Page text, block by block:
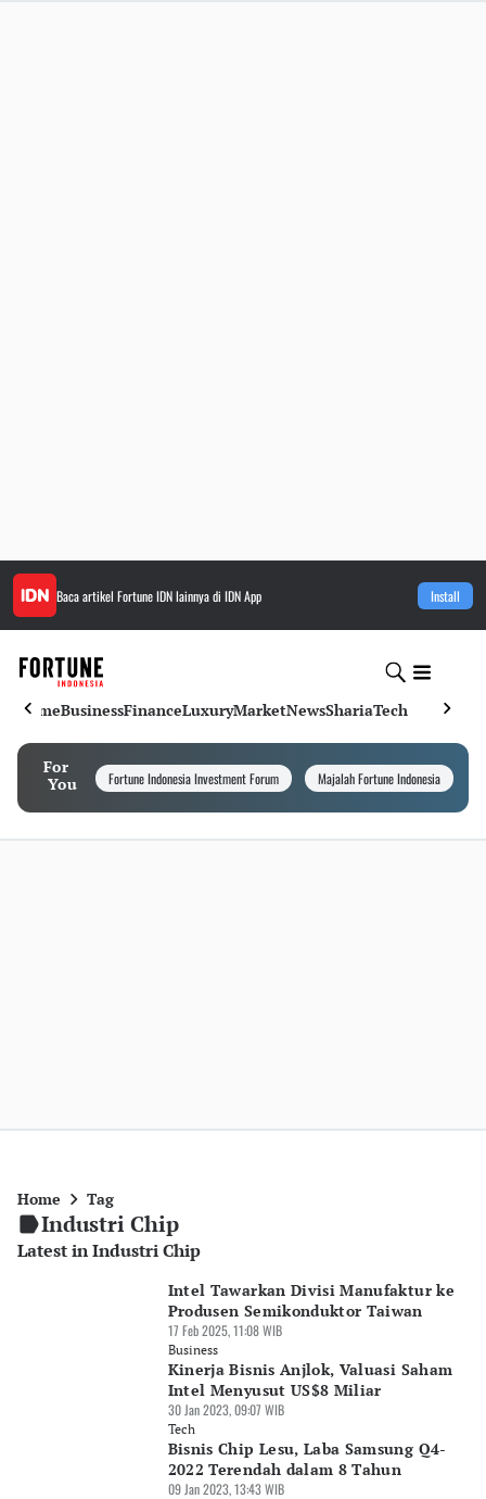
Baca artikel Fortune IDNlainnya di IDN App Install
HomeBusinessFinanceLuxuryMarketNewsShariaTech
For
You
Fortune Indonesia Investment Forum Majalah Fortune Indonesia
Home Tag
Industri Chip
Latest in Industri Chip
Intel Tawarkan Divisi Manufaktur ke
Produsen Semikonduktor Taiwan
17 Feb 2025, 11:08 WIB
Business
Kinerja Bisnis Anjlok, Valuasi Saham
Intel Menyusut US$8 Miliar
30 Jan 2023, 09:07 WIB
Tech
Bisnis Chip Lesu, Laba Samsung Q4-
2022 Terendah dalam 8 Tahun
09 Jan 2023, 13:43 WIB